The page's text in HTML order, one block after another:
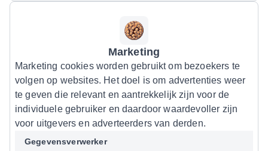
Marketing
Marketing cookies worden gebruikt om bezoekers te
volgen op websites. Het doel is om advertenties weer
te geven die relevant en aantrekkelijk zijn voor de
individuele gebruiker en daardoor waardevoller zijn
voor uitgevers en adverteerders van derden.
Gegevensverwerker